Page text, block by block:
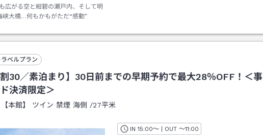
広がる空と紺碧の瀬戸内、そして明
峡大橋…何もかもがただ“感動”
ベルプラン
割30／素泊まり】30日前までの早期予約で最大28％OFF！＜事
決済限定＞
【本館】 ツイン 禁煙 海側 /27平米
IN チェックイン
15:00～ | OUT チェックアウト
～11:00